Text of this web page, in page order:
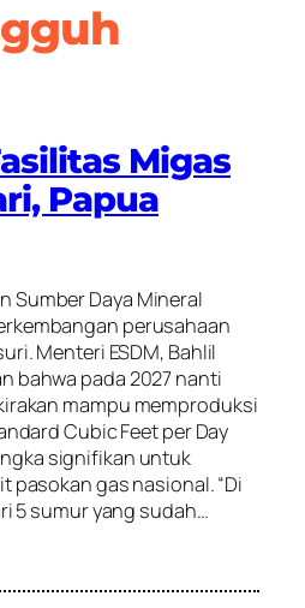
Migas
Papua
Sumber Daya Mineral
perusahaan
Menteri ESDM, Bahlil
bahwa pada 2027 nanti
mampu memproduksi
Cubic Feet per Day
signifikan untuk
gas nasional. “Di
5 sumur yang sudah…